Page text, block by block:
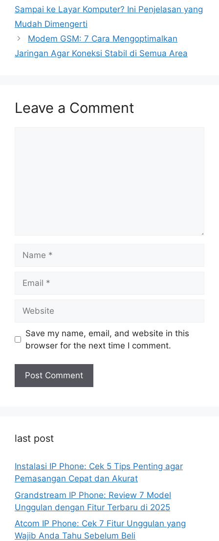
Sampai ke Layar Komputer? Ini Penjelasan yang
Mudah Dimengerti
Modem GSM: 7 Cara Mengoptimalkan
Jaringan Agar Koneksi Stabil di Semua Area
Leave a Comment
Save my name, email, and website in this
browser for the next time I comment.
last post
Instalasi IP Phone: Cek 5 Tips Penting agar
Pemasangan Cepat dan Akurat
Grandstream IP Phone: Review 7 Model
Unggulan dengan Fitur Terbaru di 2025
Atcom IP Phone: Cek 7 Fitur Unggulan yang
Wajib Anda Tahu Sebelum Beli